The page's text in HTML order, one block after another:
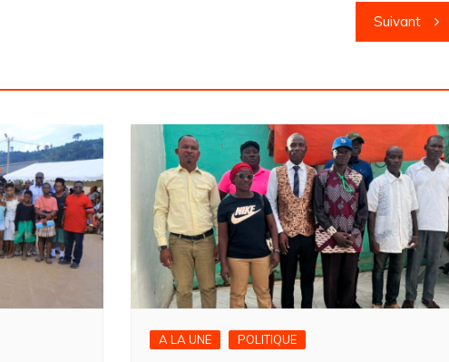
Suivant
A LA UNE POLITIQUE